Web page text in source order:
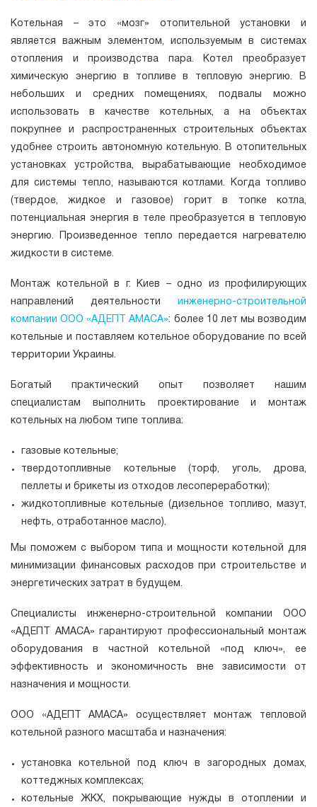
Котельная – это «мозг» отопительной установки и
является важным элементом, используемым в системах
отопления и производства пара. Котел преобразует
химическую энергию в топливе в тепловую энергию. В
небольших и средних помещениях, подвалы можно
использовать в качестве котельных, а на объектах
покрупнее и распространенных строительных объектах
удобнее строить автономную котельную. В отопительных
установках устройства, вырабатывающие необходимое
для системы тепло, называются котлами. Когда топливо
(твердое, жидкое и газовое) горит в топке котла,
потенциальная энергия в теле преобразуется в тепловую
энергию. Произведенное тепло передается нагревателю
жидкости в системе.
Монтаж котельной в г. Киев – одно из профилирующих
направлений деятельности инженерно-строительной
компании ООО «АДЕПТ АМАСА»: более 10 лет мы возводим
котельные и поставляем котельное оборудование по всей
территории Украины.
Богатый практический опыт позволяет нашим
специалистам выполнить проектирование и монтаж
котельных на любом типе топлива:
газовые котельные;
твердотопливные котельные (торф, уголь, дрова,
пеллеты и брикеты из отходов лесопереработки);
жидкотопливные котельные (дизельное топливо, мазут,
нефть, отработанное масло).
Мы поможем с выбором типа и мощности котельной для
минимизации финансовых расходов при строительстве и
энергетических затрат в будущем.
Специалисты инженерно-строительной компании ООО
«АДЕПТ АМАСА» гарантируют профессиональный монтаж
оборудования в частной котельной «под ключ», ее
эффективность и экономичность вне зависимости от
назначения и мощности.
ООО «АДЕПТ АМАСА» осуществляет монтаж тепловой
котельной разного масштаба и назначения:
установка котельной под ключ в загородных домах,
коттеджных комплексах;
котельные ЖКХ, покрывающие нужды в отоплении и